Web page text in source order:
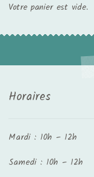
Votre panier est vide.
Horaires
Mardi : 10h – 12h
Samedi : 10h – 12h